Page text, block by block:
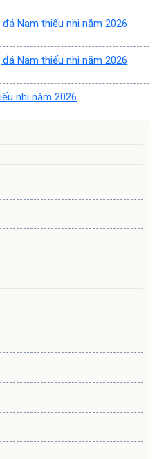
Nam thiếu nhi năm 2026
Nam thiếu nhi năm 2026
nhi năm 2026